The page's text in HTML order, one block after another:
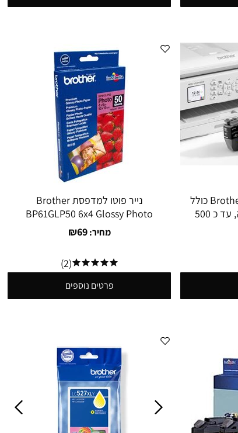
סט דיו מקורי Brother LC421XL כולל
שחור, צהוב, סיאן מגנטה, עד כ 500
נייר פוטו למדפסת Brother
BP61GLP50 6x4 Glossy Photo
Paper 190gsm (50 sheets)
מחיר: ₪69
(2)
פרטים נוספים